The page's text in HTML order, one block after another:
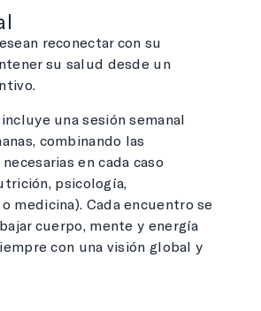
reconectar con su
su salud desde un
una sesión semanal
combinando las
en cada caso
psicología,
medicina). Cada encuentro se
cuerpo, mente y energía
con una visión global y